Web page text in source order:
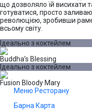
що дозволяло їй висихати
готуватися, просто
революцією, зробивши
всьому світу.
Ідеально з коктейлем
Buddha’s Blessing
Ідеально з коктейлем
Fusion Bloody Mary
Меню Ресторану
Барна Карта